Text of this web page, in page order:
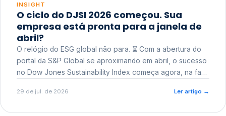
INSIGHT
O ciclo do DJSI 2026 começou. Sua
empresa está pronta para a janela de
abril?
O relógio do ESG global não para. ⏳ Com a abertura do
portal da S&P Global se aproximando em abril, o sucesso
no Dow Jones Sustainability Index começa agora, na fase
29 de jul. de 2026 Ler artigo →